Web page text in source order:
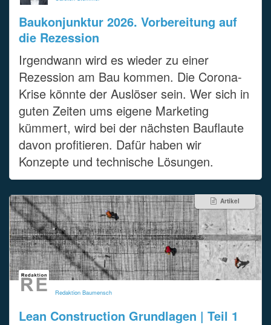
Baukonjunktur 2026. Vorbereitung auf
die Rezession
Irgendwann wird es wieder zu einer
Rezession am Bau kommen. Die Corona-
Krise könnte der Auslöser sein. Wer sich in
guten Zeiten ums eigene Marketing
kümmert, wird bei der nächsten Bauflaute
davon profitieren. Dafür haben wir
Konzepte und technische Lösungen.
Artikel
Redaktion Baumensch
Lean Construction Grundlagen | Teil 1